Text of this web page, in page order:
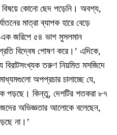
বিষয়ে কোনো ছেদ পড়েনি। অবশ্য,
মাত্রা ব্যাপক হারে বেড়ে
জরিপে ৫৪ ভাগ মুসলমান
বিদ্বেষ পোষণ করে।’ এদিকে,
বিরাটসংখ্যক তরুণ নিয়মিত মসজিদে
অপপ্রচার চালাচ্ছে যে,
পড়ছে। কিন্তু, দেশটির শতকরা ৮৭
অভিজ্ঞতার আলোকে বলেছেন,
না।’